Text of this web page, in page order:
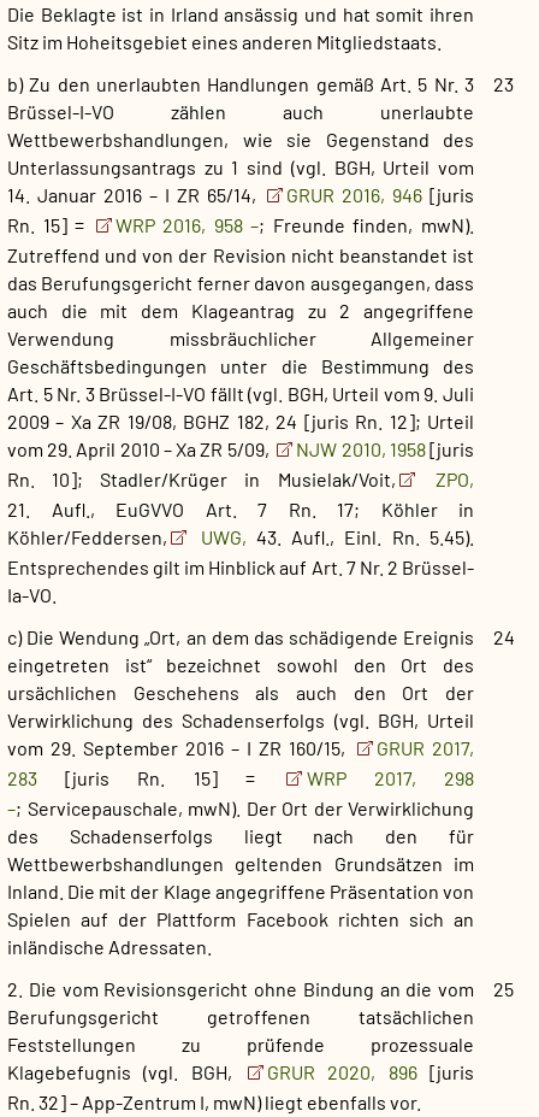
Die Beklagte ist in Irland ansässig und hat somit ihren
Sitz im Hoheitsgebiet eines anderen Mitgliedstaats.
23
b) Zu den unerlaubten Handlungen gemäß Art. 5 Nr. 3
Brüssel-I-VO zählen auch unerlaubte
Wettbewerbshandlungen, wie sie Gegenstand des
Unterlassungsantrags zu 1 sind (vgl. BGH, Urteil vom
14. Januar 2016 – I ZR 65/14,
GRUR 2016, 946 [juris
Rn. 15] =
WRP 2016, 958 –; Freunde finden, mwN).
Zutreffend und von der Revision nicht beanstandet ist
das Berufungsgericht ferner davon ausgegangen, dass
auch die mit dem Klageantrag zu 2 angegriffene
Verwendung missbräuchlicher Allgemeiner
Geschäftsbedingungen unter die Bestimmung des
Art. 5 Nr. 3 Brüssel-I-VO fällt (vgl. BGH, Urteil vom 9. Juli
2009 – Xa ZR 19/08, BGHZ 182, 24 [juris Rn. 12]; Urteil
vom 29. April 2010 – Xa ZR 5/09,
NJW 2010, 1958[juris
Rn. 10]; Stadler/Krüger in Musielak/Voit,
ZPO,
21. Aufl., EuGVVO Art. 7 Rn. 17; Köhler in
Köhler/Feddersen,
UWG, 43. Aufl., Einl. Rn. 5.45).
Entsprechendes gilt im Hinblick auf Art. 7 Nr. 2 Brüssel-
Ia-VO.
24
c) Die Wendung „Ort, an dem das schädigende Ereignis
eingetreten ist“ bezeichnet sowohl den Ort des
ursächlichen Geschehens als auch den Ort der
Verwirklichung des Schadenserfolgs (vgl. BGH, Urteil
vom 29. September 2016 – I ZR 160/15,
GRUR 2017,
283 [juris Rn. 15] =
WRP 2017, 298
–; Servicepauschale, mwN). Der Ort der Verwirklichung
des Schadenserfolgs liegt nach den für
Wettbewerbshandlungen geltenden Grundsätzen im
Inland. Die mit der Klage angegriffene Präsentation von
Spielen auf der Plattform Facebook richten sich an
inländische Adressaten.
25
2. Die vom Revisionsgericht ohne Bindung an die vom
Berufungsgericht getroffenen tatsächlichen
Feststellungen zu prüfende prozessuale
Klagebefugnis (vgl. BGH,
GRUR 2020, 896[juris
Rn. 32] – App-Zentrum I, mwN) liegt ebenfalls vor.